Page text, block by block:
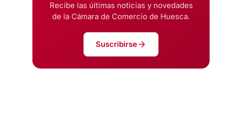
Recibe las últimas noticias y novedades
de la Cámara de Comercio de Huesca.
Suscribirse